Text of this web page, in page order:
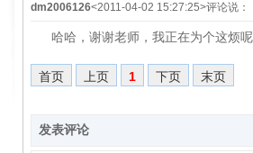
dm2006126<2011-04-02 15:27:25>评论说：
哈哈，谢谢老师，我正在为个这烦
首页 上页 1 下页 末页
发表评论